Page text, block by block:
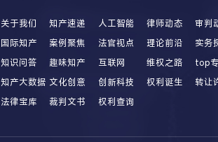
关于我们 知产速递 人工智能 律师动态 审判
国际知产
案例聚焦 法官视点 理论前沿 实务
知识问答
趣味知产 互联网 维权之路 top
知产大数据 文化创意 创新科技 权利诞生 转让
法律宝库
裁判文书 权利查询